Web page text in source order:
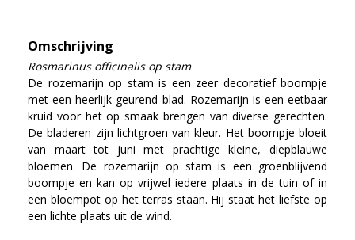
Omschrijving
Rosmarinus officinalis op stam
De rozemarijn op stam is een zeer decoratief boompje
met een heerlijk geurend blad. Rozemarijn is een eetbaar
kruid voor het op smaak brengen van diverse gerechten.
De bladeren zijn lichtgroen van kleur. Het boompje bloeit
van maart tot juni met prachtige kleine, diepblauwe
bloemen. De rozemarijn op stam is een groenblijvend
boompje en kan op vrijwel iedere plaats in de tuin of in
een bloempot op het terras staan. Hij staat het liefste op
een lichte plaats uit de wind.